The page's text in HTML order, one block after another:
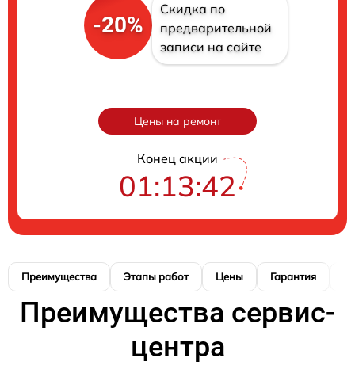
-20%
Скидка по
предварительной
записи на сайте
Цены на ремонт
Конец акции
01:13:41
Преимущества Этапы работ Цены Гарантия
Преимущества сервис-
центра